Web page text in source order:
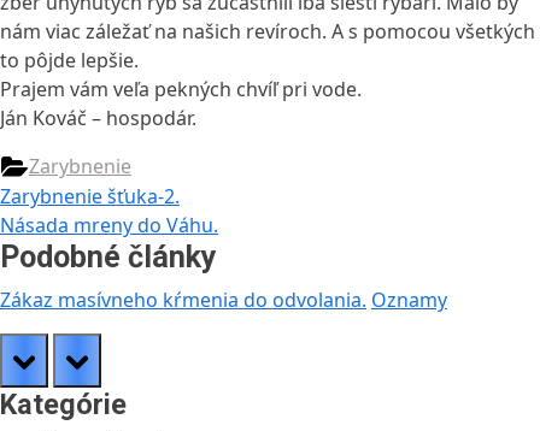
nám viac záležať na našich revíroch. A s pomocou všetkých
to pôjde lepšie.
Prajem vám veľa pekných chvíľ pri vode.
Ján Kováč – hospodár.
Zarybnenie
Navigácia
v
článku
Previous
Post:
Zarybnenie šťuka-2.
Next
Post:
Násada mreny do Váhu.
Podobné články
Zákaz masívneho kŕmenia do odvolania. Oznamy
prev next
Kategórie